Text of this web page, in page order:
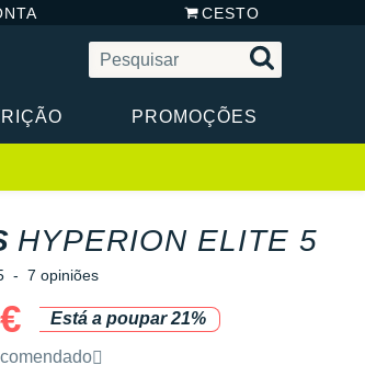
CESTO
PROMOÇÕES
HYPERION ELITE 5
- 7 opiniões
Está a poupar 21%
pela marca